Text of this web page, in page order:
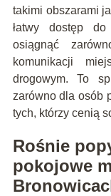
takimi obszarami
łatwy dostęp
osiągnąć
komunikacji
drogowym. To
zarówno dla osób
tych, którzy cenią
Rośnie
pokojowe